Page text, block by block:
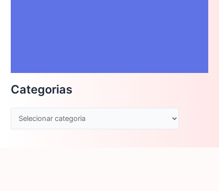
Categorias